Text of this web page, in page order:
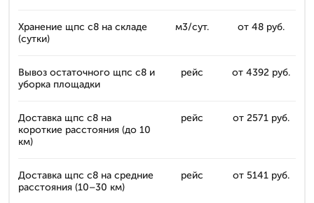
Хранение щпс с8 на складе
(сутки)
м3/сут. от 48 руб.
Вывоз остаточного щпс с8 и
уборка площадки
рейс от 4392 руб.
Доставка щпс с8 на
короткие расстояния (до 10
км)
рейс от 2571 руб.
Доставка щпс с8 на средние
расстояния (10–30 км)
рейс от 5141 руб.